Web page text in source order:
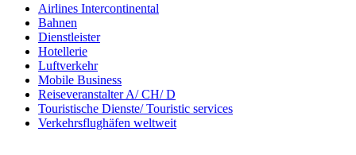
Airlines Intercontinental
Bahnen
Dienstleister
Hotellerie
Luftverkehr
Mobile Business
Reiseveranstalter A/ CH/ D
Touristische Dienste/ Touristic services
Verkehrsflughäfen weltweit